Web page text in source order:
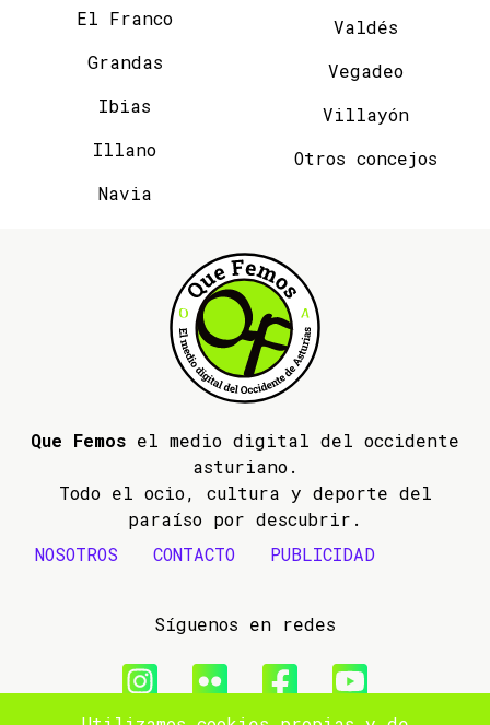
El Franco
Grandas
Ibias
Illano
Navia
Valdés
Vegadeo
Villayón
Otros concejos
Que Femos el medio digital del occidente
asturiano.
Todo el ocio, cultura y deporte del
paraíso por descubrir.
NOSOTROS
CONTACTO PUBLICIDAD
Síguenos en redes